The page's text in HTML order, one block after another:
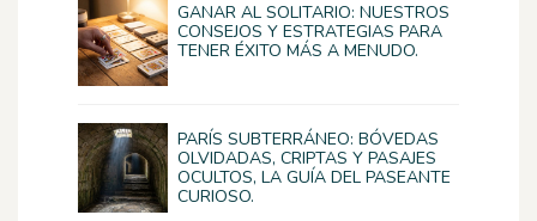
GANAR AL SOLITARIO: NUESTROS
CONSEJOS Y ESTRATEGIAS PARA
TENER ÉXITO MÁS A MENUDO.
PARÍS SUBTERRÁNEO: BÓVEDAS
OLVIDADAS, CRIPTAS Y PASAJES
OCULTOS, LA GUÍA DEL PASEANTE
CURIOSO.